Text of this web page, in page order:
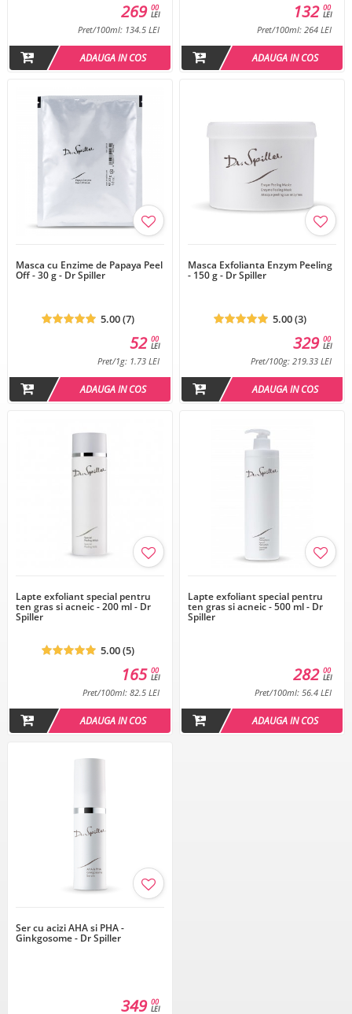
00
LEI
269
Pret/100ml: 134.5 LEI
ADAUGA IN COS
00
LEI
132
Pret/100ml: 264 LEI
ADAUGA IN COS
Masca cu Enzime de Papaya Peel
Off - 30 g - Dr Spiller
5.00 (7)
00
LEI
52
Pret/1g: 1.73 LEI
ADAUGA IN COS
Masca Exfolianta Enzym Peeling
- 150 g - Dr Spiller
5.00 (3)
00
LEI
329
Pret/100g: 219.33 LEI
ADAUGA IN COS
Lapte exfoliant special pentru
ten gras si acneic - 200 ml - Dr
Spiller
5.00 (5)
00
LEI
165
Pret/100ml: 82.5 LEI
ADAUGA IN COS
Lapte exfoliant special pentru
ten gras si acneic - 500 ml - Dr
Spiller
00
LEI
282
Pret/100ml: 56.4 LEI
ADAUGA IN COS
Ser cu acizi AHA si PHA -
Ginkgosome - Dr Spiller
00
LEI
349